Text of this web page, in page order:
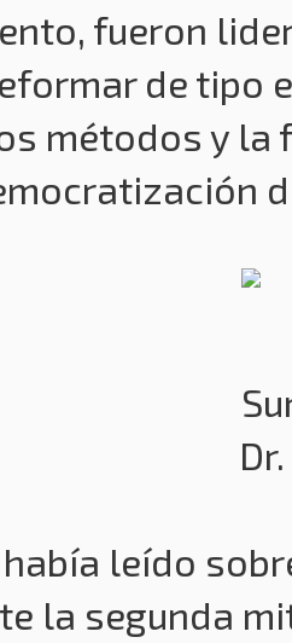
fueron
de tipo
métodos y la
leído
la segunda